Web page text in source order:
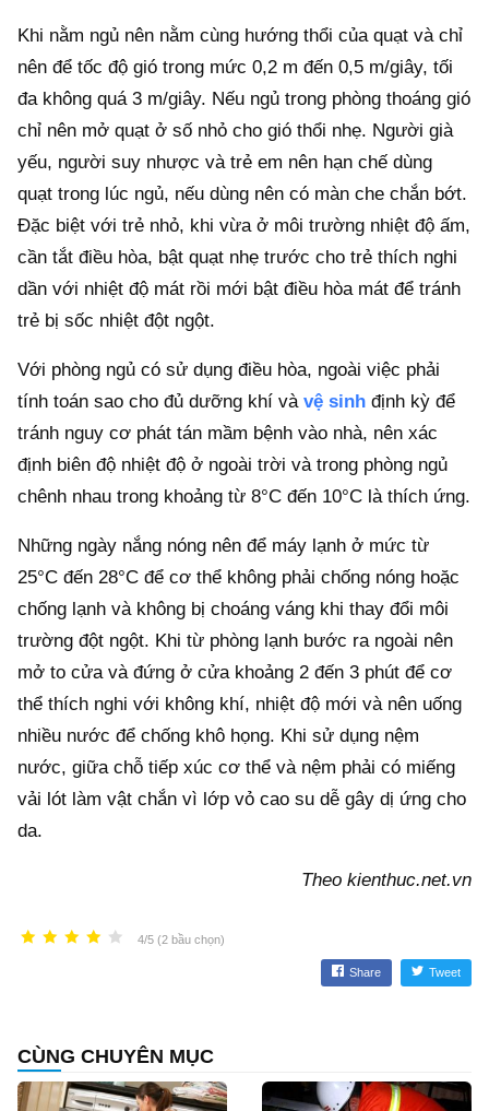
Khi nằm ngủ nên nằm cùng hướng thổi của quạt và chỉ
nên để tốc độ gió trong mức 0,2 m đến 0,5 m/giây, tối
đa không quá 3 m/giây. Nếu ngủ trong phòng thoáng gió
chỉ nên mở quạt ở số nhỏ cho gió thổi nhẹ. Người già
yếu, người suy nhược và trẻ em nên hạn chế dùng
quạt trong lúc ngủ, nếu dùng nên có màn che chắn bớt.
Đặc biệt với trẻ nhỏ, khi vừa ở môi trường nhiệt độ ấm,
cần tắt điều hòa, bật quạt nhẹ trước cho trẻ thích nghi
dần với nhiệt độ mát rồi mới bật điều hòa mát để tránh
trẻ bị sốc nhiệt đột ngột.
Với phòng ngủ có sử dụng điều hòa, ngoài việc phải
tính toán sao cho đủ dưỡng khí vàvệ sinh định kỳ để
tránh nguy cơ phát tán mầm bệnh vào nhà, nên xác
định biên độ nhiệt độ ở ngoài trời và trong phòng ngủ
chênh nhau trong khoảng từ 8°C đến 10°C là thích ứng.
Những ngày nắng nóng nên để máy lạnh ở mức từ
25°C đến 28°C để cơ thể không phải chống nóng hoặc
chống lạnh và không bị choáng váng khi thay đổi môi
trường đột ngột. Khi từ phòng lạnh bước ra ngoài nên
mở to cửa và đứng ở cửa khoảng 2 đến 3 phút để cơ
thể thích nghi với không khí, nhiệt độ mới và nên uống
nhiều nước để chống khô họng. Khi sử dụng nệm
nước, giữa chỗ tiếp xúc cơ thể và nệm phải có miếng
vải lót làm vật chắn vì lớp vỏ cao su dễ gây dị ứng cho
da.
Theo kienthuc.net.vn
4/5 (2 bầu chọn)
Share Tweet
CÙNG CHUYÊN MỤC